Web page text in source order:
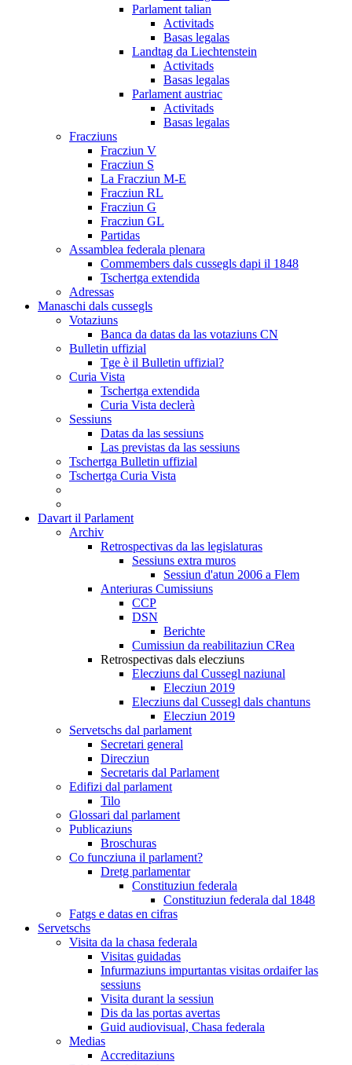
Parlament talian
Activitads
Basas legalas
Landtag da Liechtenstein
Activitads
Basas legalas
Parlament austriac
Activitads
Basas legalas
Fracziuns
Fracziun V
Fracziun S
La Fracziun M-E
Fracziun RL
Fracziun G
Fracziun GL
Partidas
Assamblea federala plenara
Commembers dals cussegls dapi il 1848
Tschertga extendida
Adressas
Manaschi dals cussegls
Votaziuns
Banca da datas da las votaziuns CN
Bulletin uffizial
Tge è il Bulletin uffizial?
Curia Vista
Tschertga extendida
Curia Vista declerà
Sessiuns
Datas da las sessiuns
Las previstas da las sessiuns
Tschertga Bulletin uffizial
Tschertga Curia Vista
Davart il Parlament
Archiv
Retrospectivas da las legislaturas
Sessiuns extra muros
Sessiun d'atun 2006 a Flem
Anteriuras Cumissiuns
CCP
DSN
Berichte
Cumissiun da reabilitaziun CRea
Retrospectivas dals elecziuns
Elecziuns dal Cussegl naziunal
Elecziun 2019
Elecziuns dal Cussegl dals chantuns
Elecziun 2019
Servetschs dal parlament
Secretari general
Direcziun
Secretaris dal Parlament
Edifizi dal parlament
Tilo
Glossari dal parlament
Publicaziuns
Broschuras
Co funcziuna il parlament?
Dretg parlamentar
Constituziun federala
Constituziun federala dal 1848
Fatgs e datas en cifras
Servetschs
Visita da la chasa federala
Visitas guidadas
Infurmaziuns impurtantas visitas ordaifer las
sessiuns
Visita durant la sessiun
Dis da las portas avertas
Guid audiovisual, Chasa federala
Medias
Accreditaziuns